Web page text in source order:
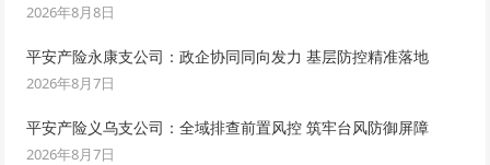
2026年8月8日
平安产险永康支公司：政企协同同向发力 基层防控精准落地
2026年8月7日
平安产险义乌支公司：全域排查前置风控 筑牢台风防御屏障
2026年8月7日